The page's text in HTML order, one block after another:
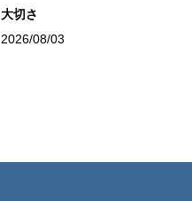
大切さ
2026/08/03